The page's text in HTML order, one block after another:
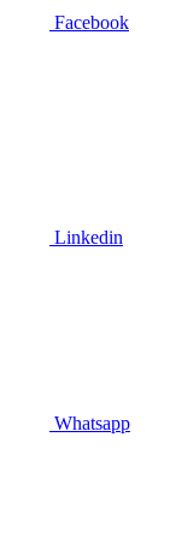
Facebook
Linkedin
Whatsapp